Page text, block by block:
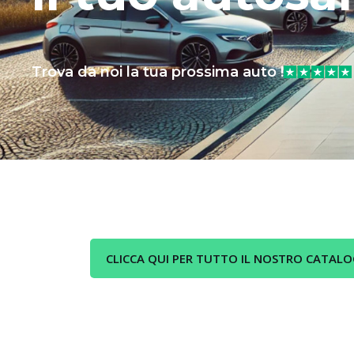
Trova da noi la tua prossima auto !
CLICCA QUI PER TUTTO IL NOSTRO